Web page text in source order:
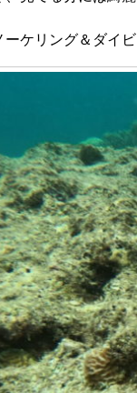
ーケリング＆ダイ